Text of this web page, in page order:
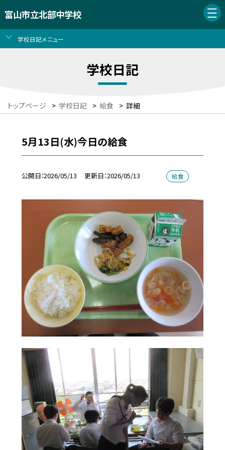
富山市立北部中学校
学校日記メニュー
学校日記
トップページ > 学校日記 > 給食 > 詳細
5月13日(水)今日の給食
公開日 2026/05/13 更新日 2026/05/13 給食